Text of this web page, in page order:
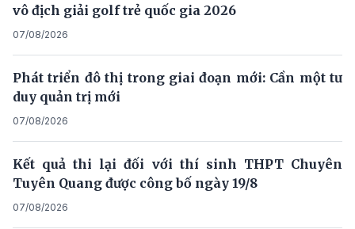
vô địch giải golf trẻ quốc gia 2026
07/08/2026
Phát triển đô thị trong giai đoạn mới: Cần một tư
duy quản trị mới
07/08/2026
Kết quả thi lại đối với thí sinh THPT Chuyên
Tuyên Quang được công bố ngày 19/8
07/08/2026